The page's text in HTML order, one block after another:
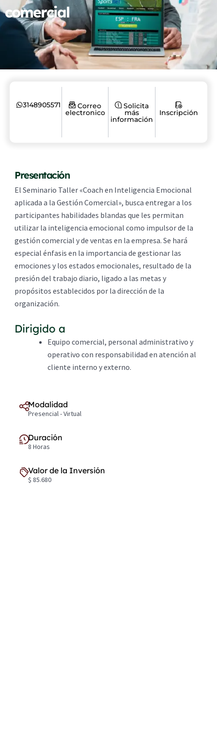
comercial
3148905571 Correo
electronico
Solicita
más
información
Inscripción
Presentación
El Seminario Taller «Coach en Inteligencia Emocional
aplicada a la Gestión Comercial», busca entregar a los
participantes habilidades blandas que les permitan
utilizar la inteligencia emocional como impulsor de la
gestión comercial y de ventas en la empresa. Se hará
especial énfasis en la importancia de gestionar las
emociones y los estados emocionales, resultado de la
presión del trabajo diario, ligado a las metas y
propósitos establecidos por la dirección de la
organización.
Dirigido a
Equipo comercial, personal administrativo y
operativo con responsabilidad en atención al
cliente interno y externo.
Modalidad
Presencial - Virtual
Duración
8 Horas
Valor de la Inversión
$ 85.680